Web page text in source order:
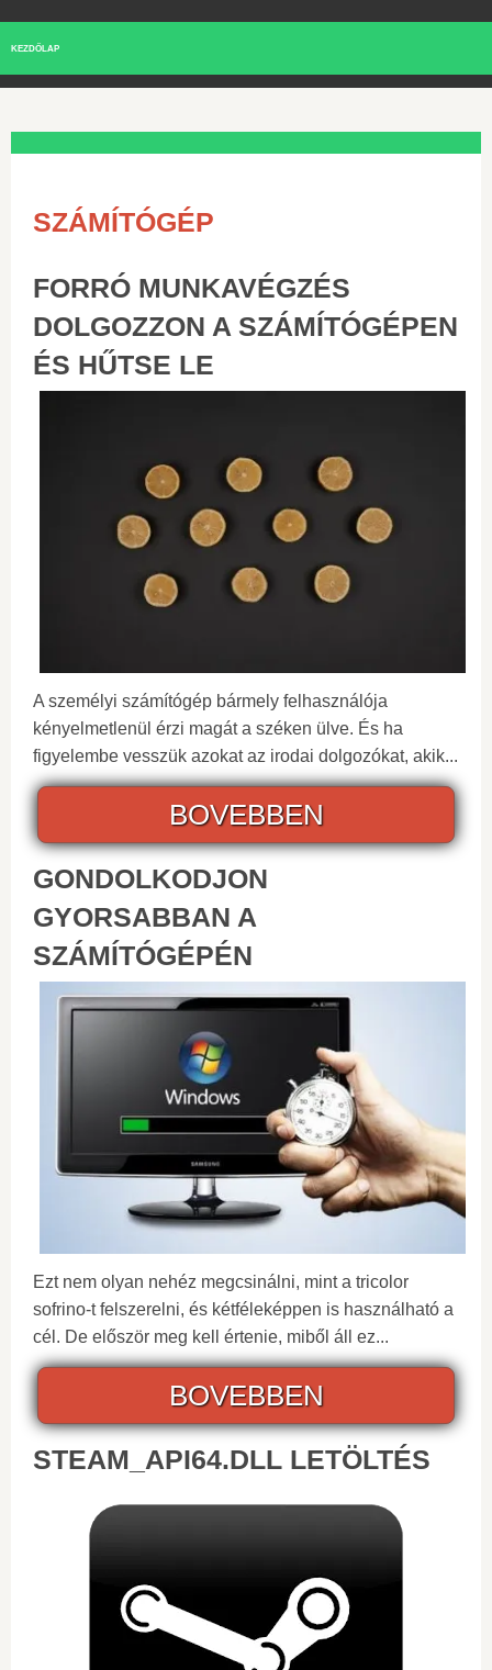
KEZDŐLAP
SZÁMÍTÓGÉP
FORRÓ MUNKAVÉGZÉS
DOLGOZZON A SZÁMÍTÓGÉPEN
ÉS HŰTSE LE
A személyi számítógép bármely felhasználója
kényelmetlenül érzi magát a széken ülve. És ha
figyelembe vesszük azokat az irodai dolgozókat, akik...
BOVEBBEN
GONDOLKODJON
GYORSABBAN A
SZÁMÍTÓGÉPÉN
Ezt nem olyan nehéz megcsinálni, mint a tricolor
sofrino-t felszerelni, és kétféleképpen is használható a
cél. De először meg kell értenie, miből áll ez...
BOVEBBEN
STEAM_API64.DLL LETÖLTÉS